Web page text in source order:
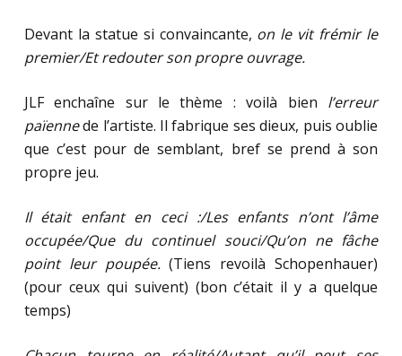
Devant la statue si convaincante, on le vit frémir le
premier/Et redouter son propre ouvrage.
JLF enchaîne sur le thème : voilà bien l’erreur
païennede l’artiste. Il fabrique ses dieux, puis oublie
que c’est pour de semblant, bref se prend à son
propre jeu.
Il était enfant en ceci :/Les enfants n’ont l’âme
occupée/Que du continuel souci/Qu’on ne fâche
point leur poupée.(Tiens revoilà Schopenhauer)
(pour ceux qui suivent) (bon c’était il y a quelque
temps)